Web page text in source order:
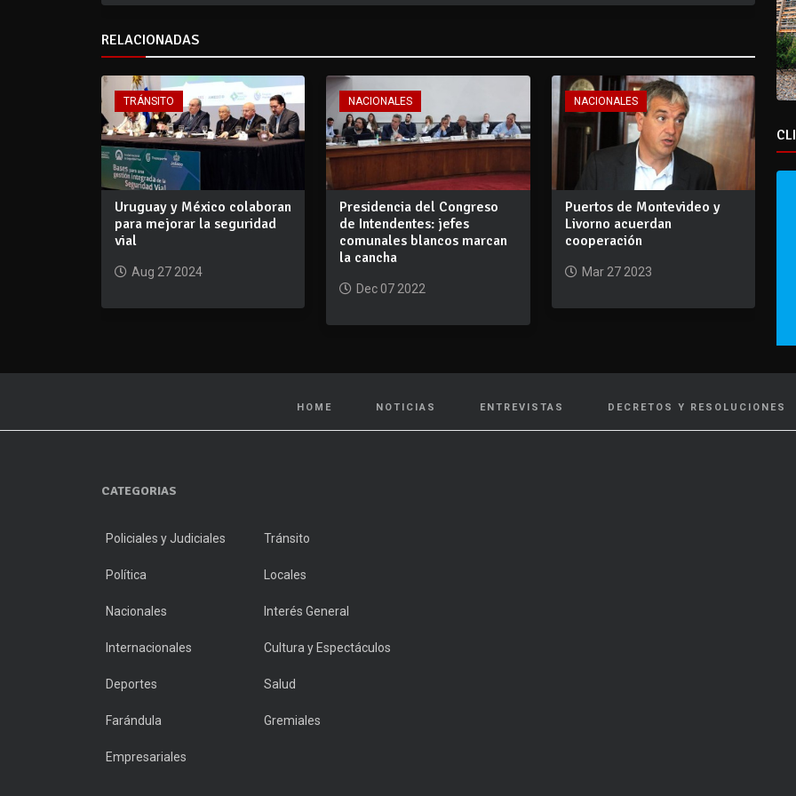
RELACIONADAS
TRÁNSITO
Uruguay y México colaboran
para mejorar la seguridad
vial
Aug 27 2024
NACIONALES
Presidencia del Congreso
de Intendentes: jefes
comunales blancos marcan
la cancha
Dec 07 2022
NACIONALES
Puertos de Montevideo y
Livorno acuerdan
cooperación
Mar 27 2023
HOME NOTICIAS ENTREVISTAS DECRETOS Y RESOLUCIONES
CATEGORIAS
Policiales y Judiciales Tránsito
Política Locales
Nacionales Interés General
Internacionales Cultura y Espectáculos
Deportes Salud
Farándula Gremiales
Empresariales